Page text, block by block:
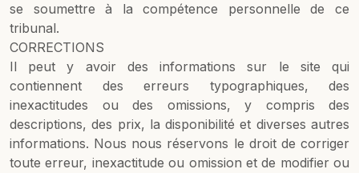
se soumettre à la compétence personnelle de ce
tribunal.
CORRECTIONS
Il peut y avoir des informations sur le site qui
contiennent des erreurs typographiques, des
inexactitudes ou des omissions, y compris des
descriptions, des prix, la disponibilité et diverses autres
informations. Nous nous réservons le droit de corriger
toute erreur, inexactitude ou omission et de modifier ou